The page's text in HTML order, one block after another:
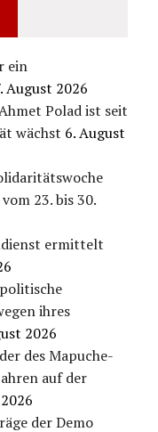
ein
August 2026
Polad ist seit
wächst 6. August
23. bis 30.
ermittelt
ihres
2026
des Mapuche-
auf der
der Demo